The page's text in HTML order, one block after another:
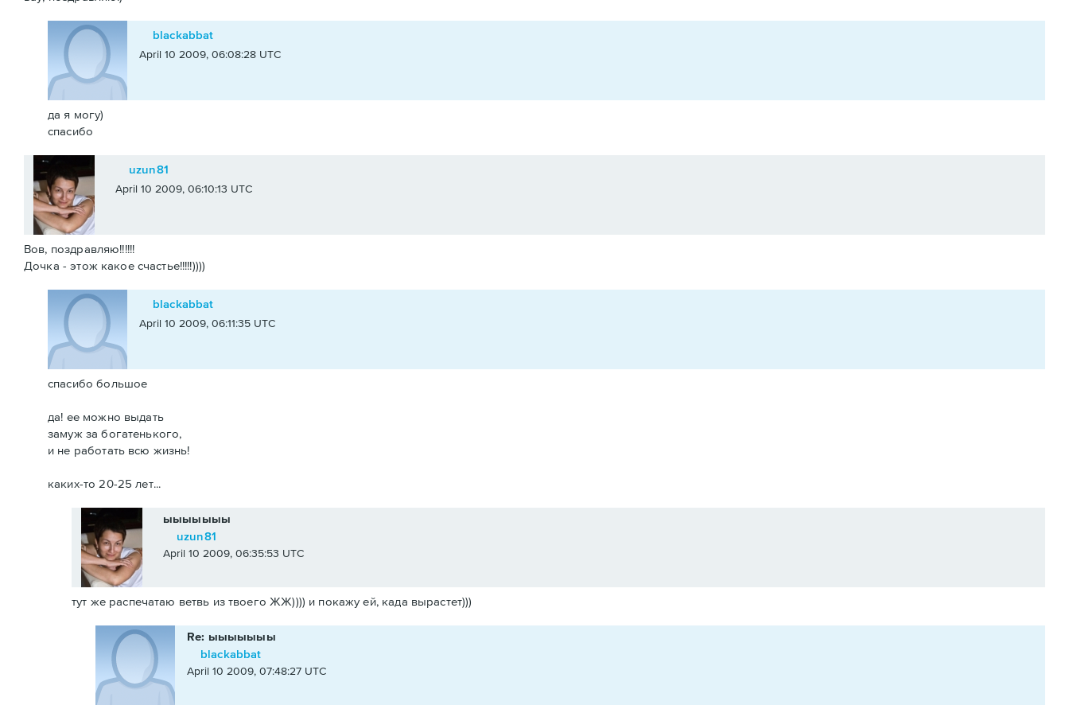
blackabbat
April 10 2009, 06:08:28 UTC
да я могу)
спасибо
uzun81
April 10 2009, 06:10:13 UTC
Вов, поздравляю!!!!!!
Дочка - этож какое счастье!!!!!))))
blackabbat
April 10 2009, 06:11:35 UTC
спасибо большое
да! ее можно выдать
замуж за богатенького,
и не работать всю жизнь!
каких-то 20-25 лет...
ыыыыыыы
uzun81
April 10 2009, 06:35:53 UTC
тут же распечатаю ветвь из твоего ЖЖ)))) и покажу ей, када вырастет)))
Re: ыыыыыыы
blackabbat
April 10 2009, 07:48:27 UTC